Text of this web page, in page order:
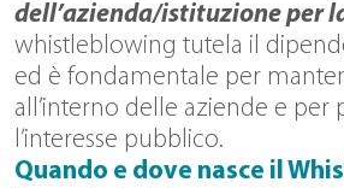
dell’azienda/istituzione per
whistleblowing tutela il
ed è fondamentale per
all’interno delle aziende e per
l’interesse pubblico.
Quando e dove nasce il